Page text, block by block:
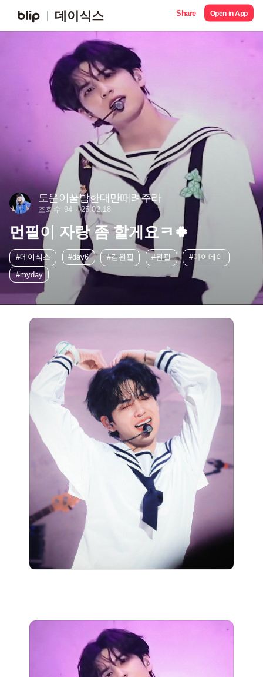
데이식스 Share Open in App
도운이꿀밤한대만때려주라
조회수 94 25.02.18
먼필이 자랑 좀 할게요ㅋ🍀
#데이식스 #day6 #김원필 #원필
#마이데이
#myday